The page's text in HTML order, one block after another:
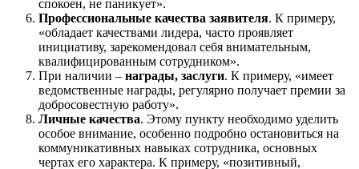
спокоен, не паникует».
Профессиональные качества заявителя. К примеру,
«обладает качествами лидера, часто проявляет
инициативу, зарекомендовал себя внимательным,
квалифицированным сотрудником».
При наличии – награды, заслуги. К примеру, «имеет
ведомственные награды, регулярно получает премии за
добросовестную работу».
Личные качества. Этому пункту необходимо уделить
особое внимание, особенно подробно остановиться на
коммуникативных навыках сотрудника, основных
чертах его характера. К примеру, «позитивный,